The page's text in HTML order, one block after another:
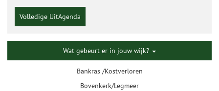
Volledige UitAgenda
Wat gebeurt er in jouw wijk?
Bankras /Kostverloren
Bovenkerk/Legmeer